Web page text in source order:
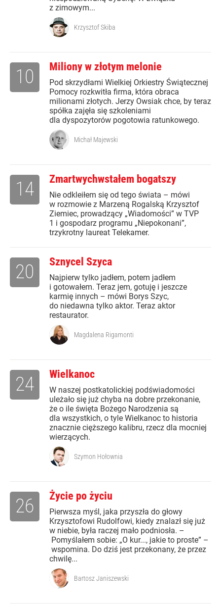
z zimowym...
Krzysztof Skiba
Miliony w złotym melonie
Pod skrzydłami Wielkiej Orkiestry Świątecznej
Pomocy rozkwitła firma, która obraca
milionami złotych. Jerzy Owsiak chce, by teraz
spółka zajęła się szkoleniami
dla dyspozytorów pogotowia ratunkowego.
10
Michał Majewski
Zmartwychwstałem bogatszy
Nie odkleiłem się od tego świata – mówi
w rozmowie z Marzeną Rogalską Krzysztof
Ziemiec, prowadzący „Wiadomości” w TVP
1 i gospodarz programu „Niepokonani”,
trzykrotny laureat Telekamer.
14
Sznycel Szyca
Najpierw tylko jadłem, potem jadłem
i gotowałem. Teraz jem, gotuję i jeszcze
karmię innych – mówi Borys Szyc,
do niedawna tylko aktor. Teraz aktor
restaurator.
20
Magdalena Rigamonti
Wielkanoc
W naszej postkatolickiej podświadomości
uleżało się już chyba na dobre przekonanie,
że o ile święta Bożego Narodzenia są
dla wszystkich, o tyle Wielkanoc to historia
znacznie cięższego kalibru, rzecz dla mocniej
wierzących.
24
Szymon Hołownia
Życie po życiu
Pierwsza myśl, jaka przyszła do głowy
Krzysztofowi Rudolfowi, kiedy znalazł się już
w niebie, była raczej mało podniosła. –
Pomyślałem sobie: „O kur..., jakie to proste” –
wspomina. Do dziś jest przekonany, że przez
chwilę...
26
Bartosz Janiszewski